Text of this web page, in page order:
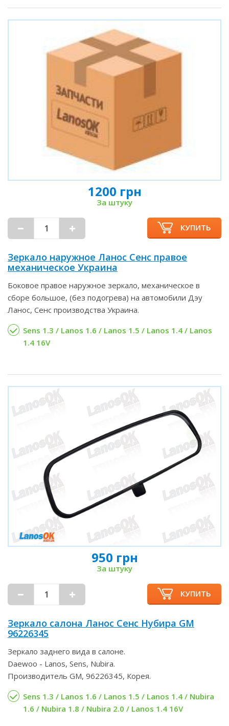
1200 грн
За штуку
КУПИТЬ
Зеркало наружное Ланос Сенс правое
механическое Украина
Боковое правое наружное зеркало, механическое в
сборе большое, (без подогрева) на автомобили Дэу
Ланос, Сенс производства Украина.
Sens 1.3 / Lanos 1.6 / Lanos 1.5 / Lanos 1.4 / Lanos
1.4 16V
950 грн
За штуку
КУПИТЬ
Зеркало салона Ланос Сенс Нубира GM
96226345
Зеркало заднего вида в салоне.
Daewoo - Lanos, Sens, Nubira.
Производитель GM, 96226345, Корея.
Sens 1.3 / Lanos 1.6 / Lanos 1.5 / Lanos 1.4 / Nubira
1.6 / Nubira 1.8 / Nubira 2.0 / Lanos 1.4 16V